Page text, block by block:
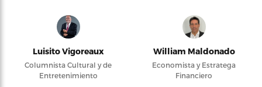
Luisito Vigoreaux
Columnista Cultural y de
Entretenimiento
William Maldonado
Economista y Estratega
Financiero